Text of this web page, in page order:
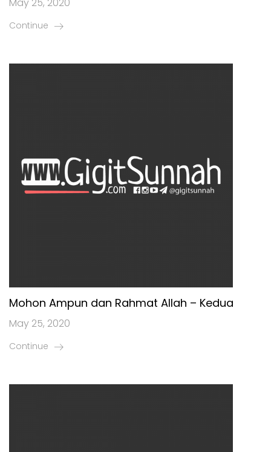
Continue
Mohon Ampun dan Rahmat Allah – Kedua
May 25, 2020
Continue